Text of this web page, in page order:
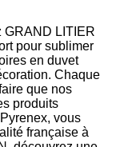
GRAND LITIER
pour sublimer
en duvet
Chaque
que nos
produits
vous
française à